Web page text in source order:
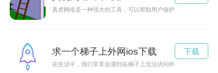
真虎网络是一种强大的工具，可以帮助用户保护个人隐私，防
求一个梯子上外网ios下载
在生活中，我们常常会遇到在梯子上无法访问外网的问题，这
下载